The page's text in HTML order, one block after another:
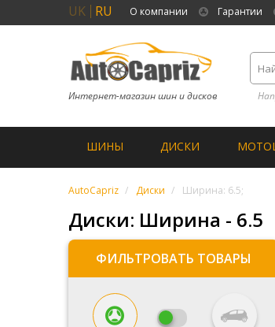
UK RU О компании Гарантии
Интернет-магазин шин и дисков
ШИНЫ ДИСКИ
AutoCapriz Диски Ширина: 6.5;
Диски: Ширина - 6.5
ФИЛЬТРОВАТЬ ТОВАРЫ